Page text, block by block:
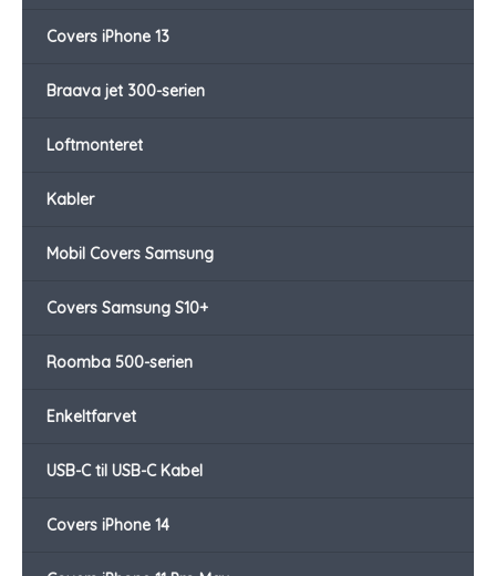
Covers iPhone 13
Braava jet 300-serien
Loftmonteret
Kabler
Mobil Covers Samsung
Covers Samsung S10+
Roomba 500-serien
Enkeltfarvet
USB-C til USB-C Kabel
Covers iPhone 14